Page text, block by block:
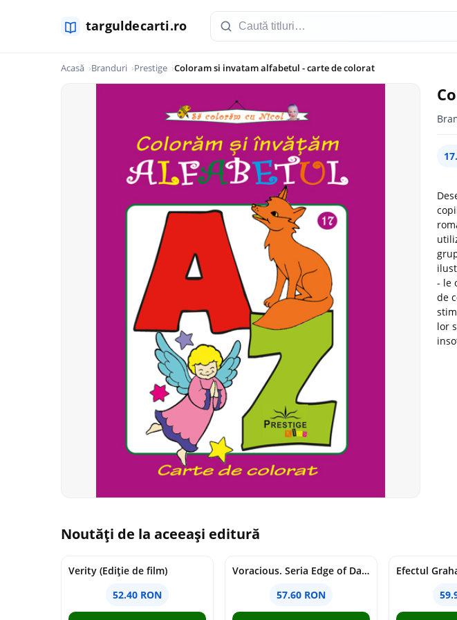
Acasă Branduri Prestige Coloram si invatam alfabetul - carte de colorat
- le
de
lor
Noutăți de la aceeași editură
Verity (Ediție de film)
52.40 RON
Voracious. Seria Edge of Darkness Vol.2
57.60 RON